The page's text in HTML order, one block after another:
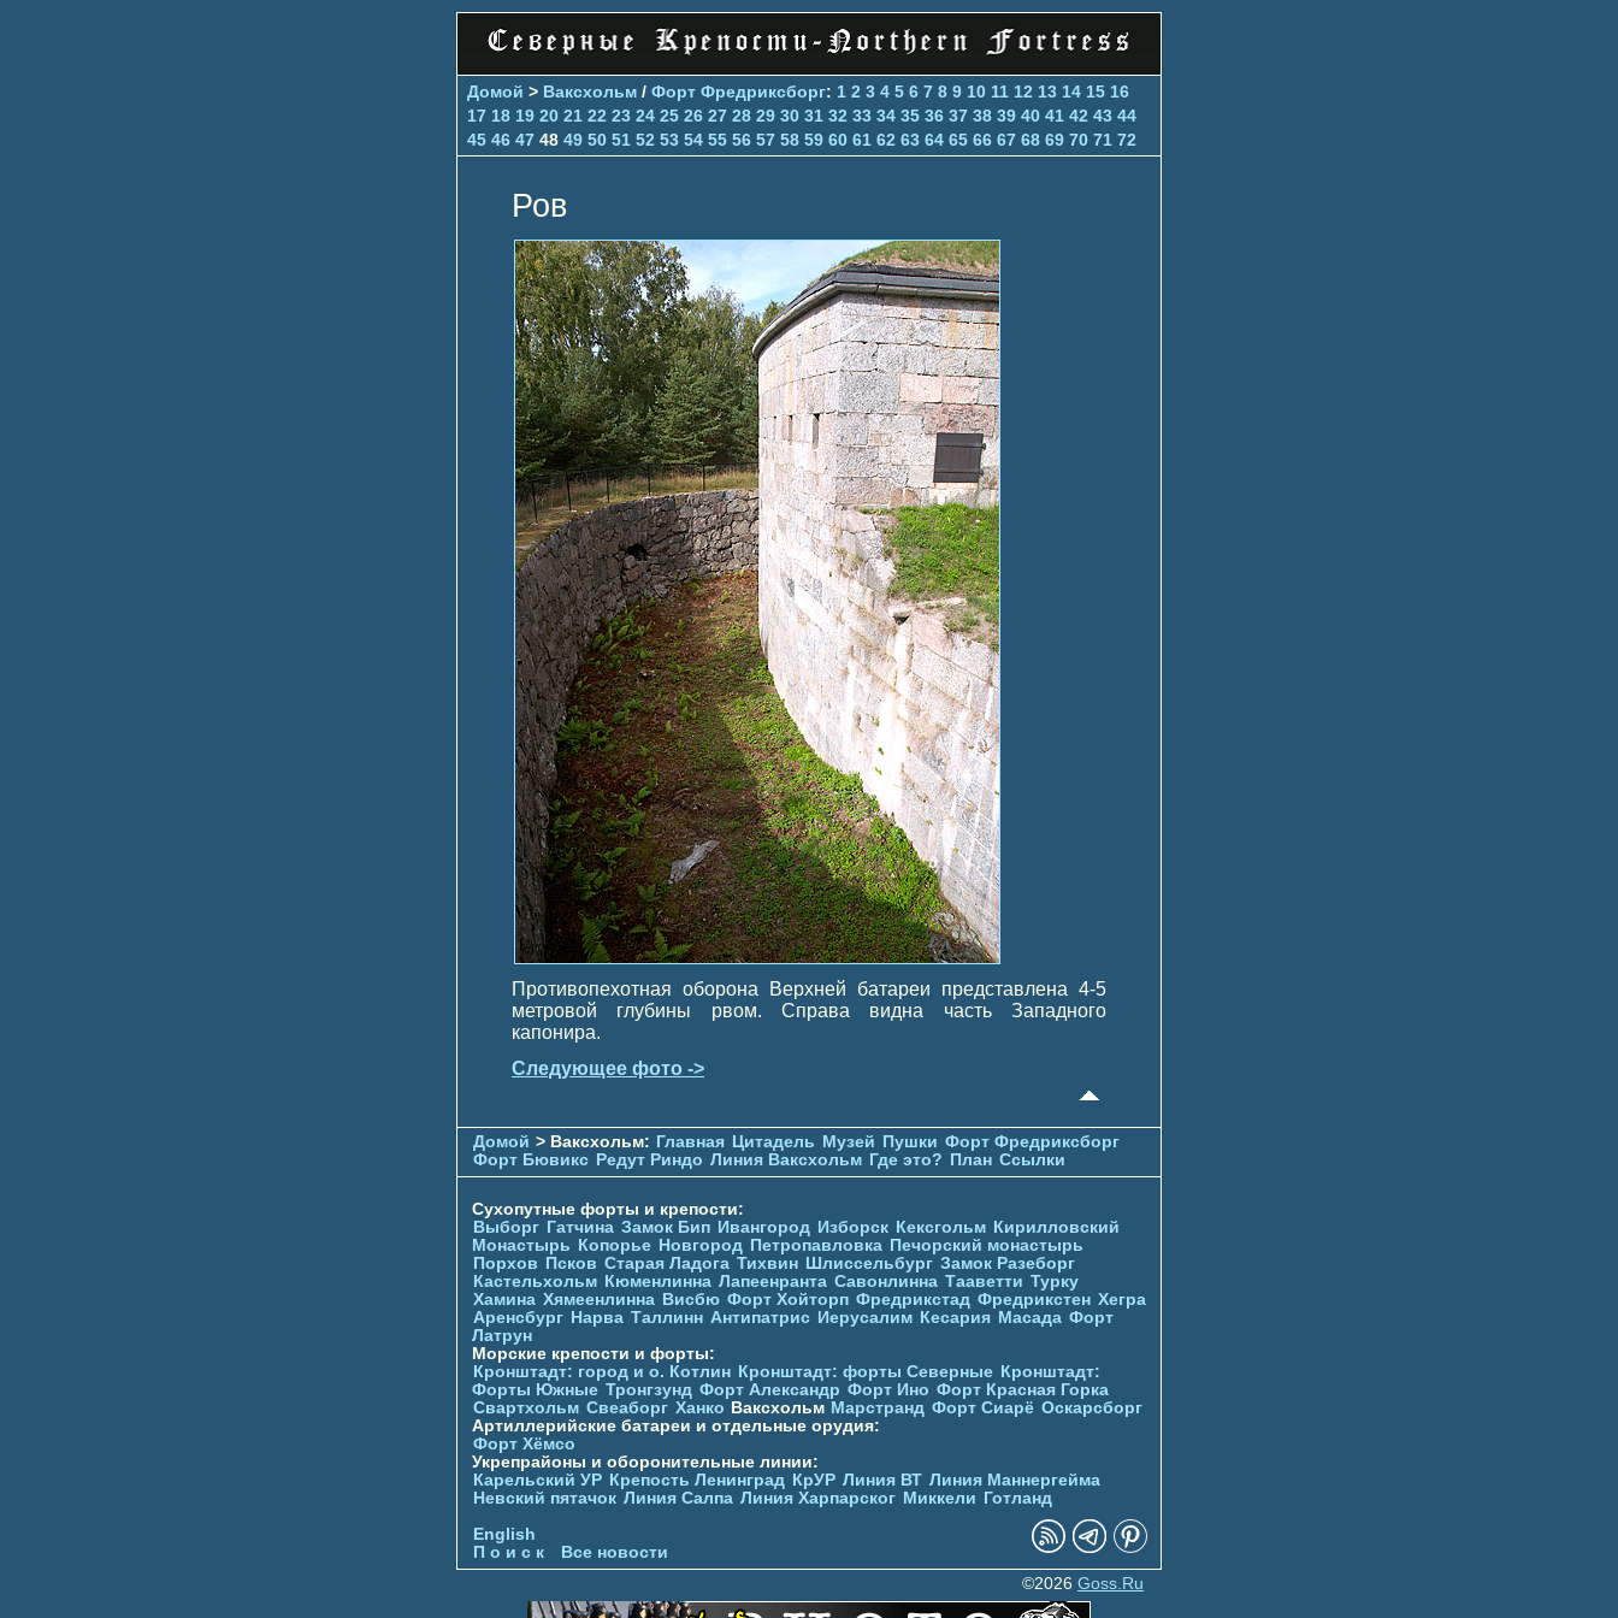
Домой > Ваксхольм / Форт Фредриксборг: 1 2 3 4 5 6 7 8 9 10 11 12 13 14 15 16
17 18 19 20 21 22 23 24 25 26 27 28 29 30 31 32 33 34 35 36 37 38 39 40 41 42 43 44
45 46 47 48 49 50 51 52 53 54 55 56 57 58 59 60 61 62 63 64 65 66 67 68 69 70 71 72
Ров
Противопехотная оборона Верхней батареи представлена 4-5
метровой глубины рвом. Справа видна часть Западного
капонира.
Следующее фото ->
Домой > Ваксхольм: Главная Цитадель Музей Пушки Форт Фредриксборг
Форт Бювикc Редут Риндо Линия Ваксхольм Где это? План Ссылки
Сухопутные форты и крепости:
Выборг Гатчина Замок Бип Ивангород Изборск Кексгольм Кирилловский
Монастырь
Копорье Новгород Петропавловка Печорcкий монастырь
Порхов
Псков Старая Ладога Тихвин Шлиссельбург Замок Разеборг
Кастельхольм Кюменлинна Лапеенранта Савонлинна Тааветти Турку
Хамина Хямеенлинна Висбю Форт Хойторп Фредрикстад Фредрикстен Хегра
Аренсбург Нарва Таллинн Антипатрис Иерусалим Кесария Масада Форт
Латрун
Морские крепости и форты:
Кронштадт: город и о. Котлин Кронштадт: форты Северные Кронштадт:
Форты Южные Тронгзунд Форт Александр Форт Ино Форт Красная Горка
Свартхольм Свеаборг Ханко Ваксхольм Марстранд Форт Сиарё Оскарсборг
Артиллерийские батареи и отдельные орудия:
Форт Хёмсо
Укрепрайоны и оборонительные линии:
Карельский УР Крепость Ленинград КрУР Линия ВТ Линия Маннергейма
Невский пятачок Линия Салпа Линия Харпарског Миккели
Готланд
English
П о и с к
Все новости
©2026 Goss.Ru